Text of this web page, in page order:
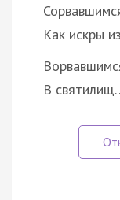
Как искры
В